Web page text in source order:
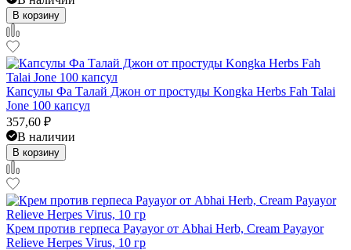
В корзину
Капсулы Фа Талай Джон от простуды Kongka Herbs Fah Talai
Jone 100 капсул
357,60 ₽
В наличии
В корзину
Крем против герпеса Payayor от Abhai Herb, Cream Payayor
Relieve Herpes Virus, 10 гр